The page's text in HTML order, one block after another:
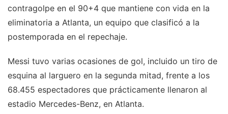
contragolpe en el 90+4 que mantiene con vida en la
eliminatoria a Atlanta, un equipo que clasificó a la
postemporada en el repechaje.
Messi tuvo varias ocasiones de gol, incluido un tiro de
esquina al larguero en la segunda mitad, frente a los
68.455 espectadores que prácticamente llenaron al
estadio Mercedes-Benz, en Atlanta.